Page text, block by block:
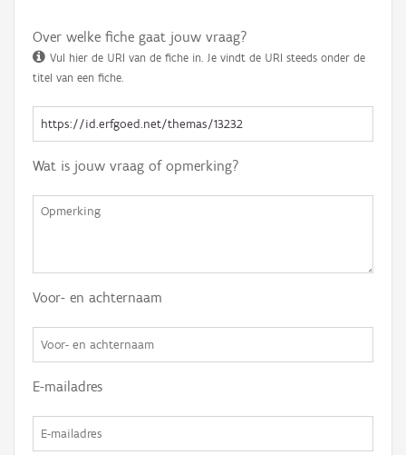
Over welke fiche gaat jouw vraag?
Vul hier de URI van de fiche in. Je vindt de URI steeds onder de
titel van een fiche.
Wat is jouw vraag of opmerking?
Voor- en achternaam
E-mailadres